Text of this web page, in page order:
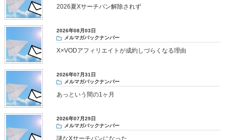
2026夏Xサーチバン解除されず
2026年08月03日
メルマガバックナンバー
X×VODアフィリエイトが成約しづらくなる理由
2026年07月31日
メルマガバックナンバー
あっという間の1ヶ月
2026年07月29日
メルマガバックナンバー